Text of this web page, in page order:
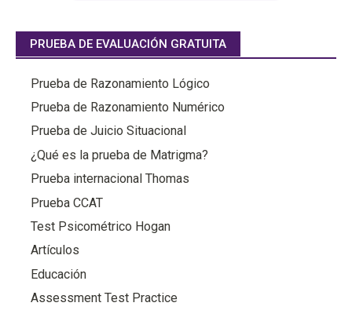
PRUEBA DE EVALUACIÓN GRATUITA
Prueba de Razonamiento Lógico
Prueba de Razonamiento Numérico
Prueba de Juicio Situacional
¿Qué es la prueba de Matrigma?
Prueba internacional Thomas
Prueba CCAT
Test Psicométrico Hogan
Artículos
Educación
Assessment Test Practice